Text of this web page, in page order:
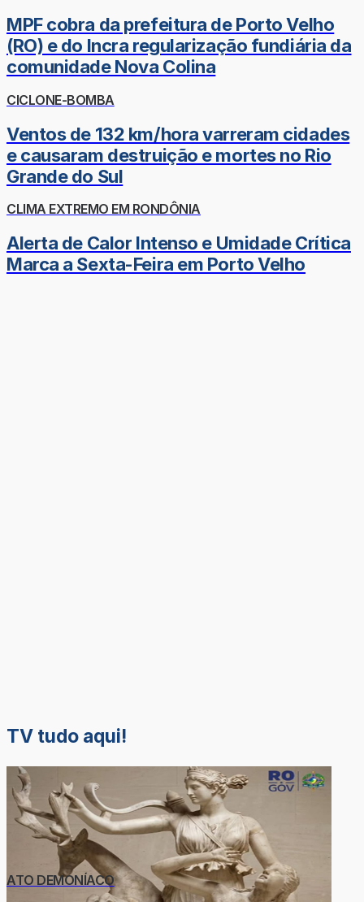
MPF cobra da prefeitura de Porto Velho
(RO) e do Incra regularização fundiária da
comunidade Nova Colina
CICLONE-BOMBA
Ventos de 132 km/hora varreram cidades
e causaram destruição e mortes no Rio
Grande do Sul
CLIMA EXTREMO EM RONDÔNIA
Alerta de Calor Intenso e Umidade Crítica
Marca a Sexta-Feira em Porto Velho
TV tudo aqui!
ATO DEMONÍACO